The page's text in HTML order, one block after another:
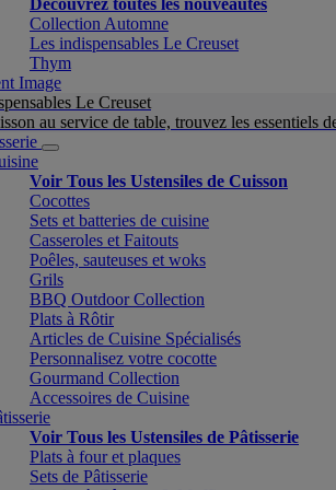
Découvrez toutes les nouveautés
Collection Automne
Les indispensables Le Creuset
Thym
Le Creuset
au service de table, trouvez les essentiels
Voir Tous les Ustensiles de Cuisson
Cocottes
Sets et batteries de cuisine
Casseroles et Faitouts
Poêles, sauteuses et woks
Grils
BBQ Outdoor Collection
Plats à Rôtir
Articles de Cuisine Spécialisés
Personnalisez votre cocotte
Gourmand Collection
Accessoires de Cuisine
Voir Tous les Ustensiles de Pâtisserie
Plats à four et plaques
Sets de Pâtisserie